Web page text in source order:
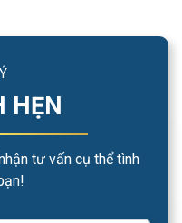
HẸN
tư vấn cụ thể tình